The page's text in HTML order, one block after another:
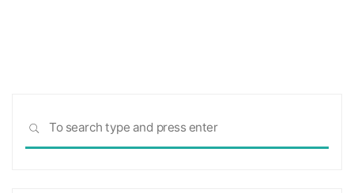
SEARCH